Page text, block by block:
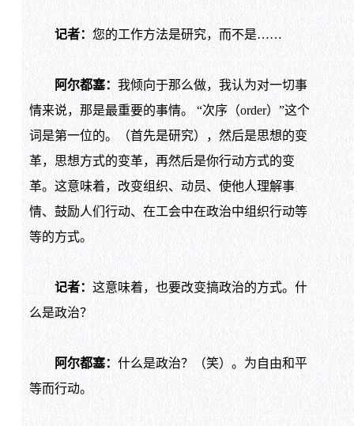
记者： 您的工作方法是研究，而不是……
阿尔都塞： 我倾向于那么做，我认为对一切事
情来说，那是最重要的事情。 “次序（order）”这个
词是第一位的。（首先是研究），然后是思想的变
革，思想方式的变革，再然后是你行动方式的变
革。这意味着，改变组织、动员、使他人理解事
情、鼓励人们行动、在工会中在政治中组织行动等
等的方式。
记者： 这意味着，也要改变搞政治的方式。什
么是政治？
阿尔都塞： 什么是政治？（笑）。为自由和平
等而行动。